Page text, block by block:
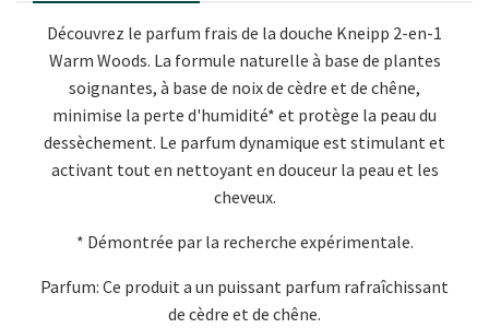
Découvrez le parfum frais de la douche Kneipp 2-en-1
Warm Woods. La formule naturelle à base de plantes
soignantes, à base de noix de cèdre et de chêne,
minimise la perte d'humidité* et protège la peau du
dessèchement. Le parfum dynamique est stimulant et
activant tout en nettoyant en douceur la peau et les
cheveux.
* Démontrée par la recherche expérimentale.
Parfum: Ce produit a un puissant parfum rafraîchissant
de cèdre et de chêne.